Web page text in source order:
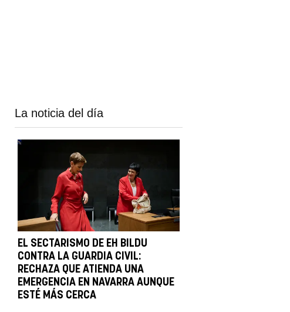
La noticia del día
EL SECTARISMO DE EH BILDU
CONTRA LA GUARDIA CIVIL:
RECHAZA QUE ATIENDA UNA
EMERGENCIA EN NAVARRA AUNQUE
ESTÉ MÁS CERCA